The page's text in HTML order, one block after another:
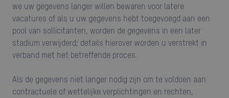
we uw gegevens langer willen bewaren voor latere
vacatures of als u uw gegevens hebt toegevoegd aan een
pool van sollicitanten, worden de gegevens in een later
stadium verwijderd; details hierover worden u verstrekt in
verband met het betreffende proces.
Als de gegevens niet langer nodig zijn om te voldoen aan
contractuele of wettelijke verplichtingen en rechten,